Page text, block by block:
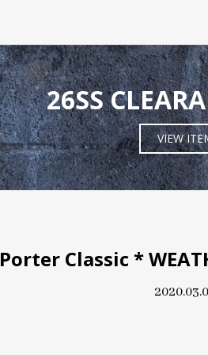
26SS
VIEW
Porter Classic *